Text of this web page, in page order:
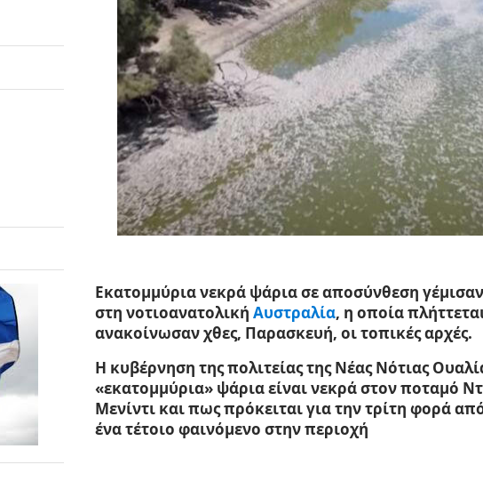
Εκατομμύρια νεκρά ψάρια σε αποσύνθεση
στη νοτιοανατολική Αυστραλία, η οποία
ανακοίνωσαν χθες, Παρασκευή, οι τοπικές αρχές.
Η κυβέρνηση της πολιτείας της Νέας Νότιας
«εκατομμύρια» ψάρια είναι νεκρά στονποταμό
Μενίντι και πως πρόκειται για την τρίτη φορά
ένα τέτοιο φαινόμενο στην περιοχή